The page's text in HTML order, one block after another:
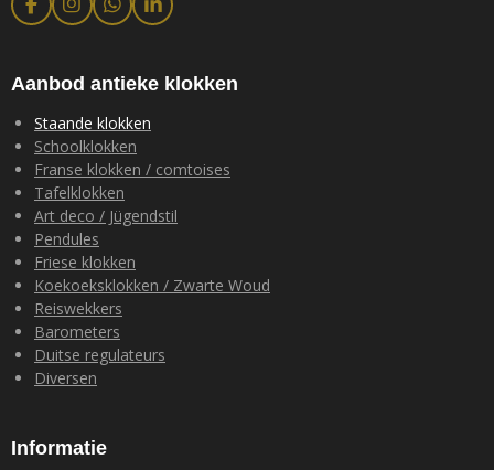
F
a
b
o
k
I
n
a
r
a
m
W
h
s
p
p
L
i
e
Aanbod antieke klokken
Staande klokken
Schoolklokken
Franse klokken / comtoises
Tafelklokken
Art deco / Jügendstil
Pendules
Friese klokken
Koekoeksklokken / Zwarte Woud
Reiswekkers
Barometers
Duitse regulateurs
Diversen
Informatie